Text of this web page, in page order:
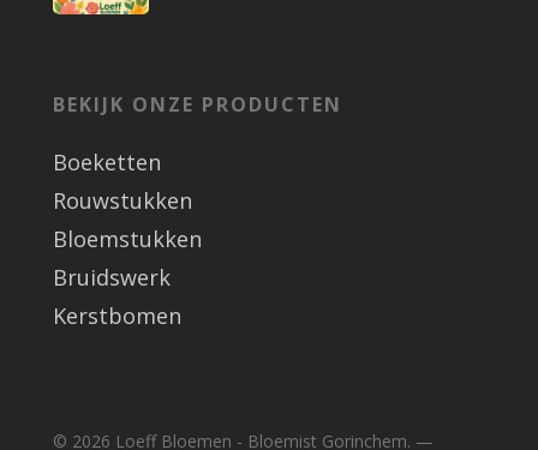
BEKIJK ONZE PRODUCTEN
Boeketten
Rouwstukken
Bloemstukken
Bruidswerk
Kerstbomen
© 2026 Loeff Bloemen - Bloemist Gorinchem. —